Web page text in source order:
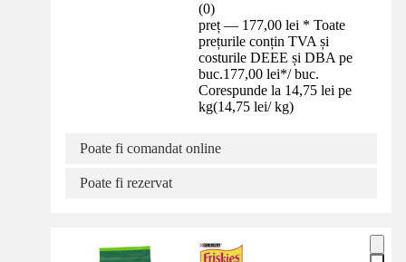
(0)
preț — 177,00 lei * Toate
prețurile conțin TVA și
costurile DEEE și DBA pe
buc.177,00 lei*/ buc.
Corespunde la 14,75 lei pe
kg(14,75 lei/ kg)
Poate fi comandat online
Poate fi rezervat